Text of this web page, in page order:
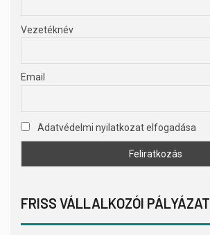
Vezetéknév
Email
Adatvédelmi nyilatkozat elfogadása
FRISS VÁLLALKOZÓI PÁLYÁZAT